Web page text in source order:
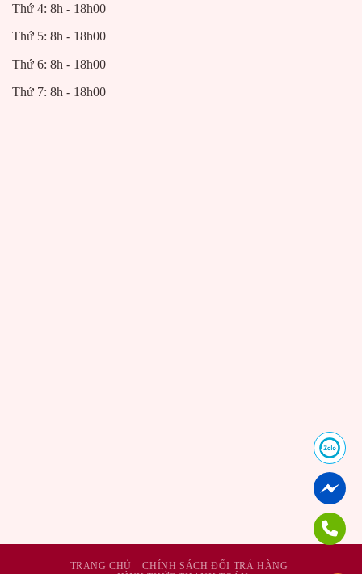
Thứ 4: 8h - 18h00
Thứ 5: 8h - 18h00
Thứ 6: 8h - 18h00
Thứ 7: 8h - 18h00
TRANG CHỦ
CHÍNH SÁCH ĐỔI TRẢ HÀNG